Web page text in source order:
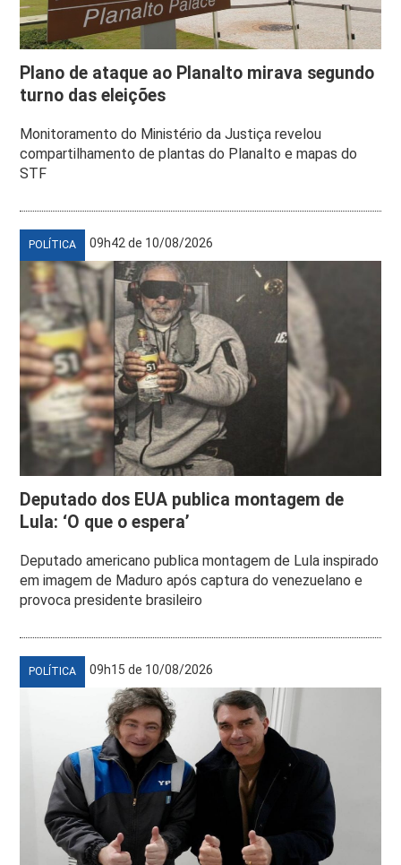
Plano de ataque ao Planalto mirava segundo
turno das eleições
Monitoramento do Ministério da Justiça revelou
compartilhamento de plantas do Planalto e mapas do
STF
POLÍTICA 09h42 de 10/08/2026
Deputado dos EUA publica montagem de
Lula: ‘O que o espera’
Deputado americano publica montagem de Lula inspirado
em imagem de Maduro após captura do venezuelano e
provoca presidente brasileiro
POLÍTICA 09h15 de 10/08/2026